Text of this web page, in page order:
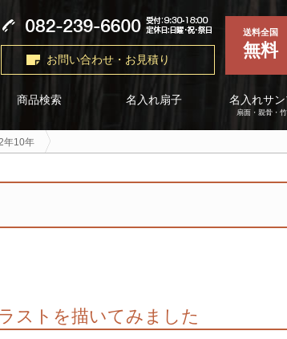
お問い合わせ・お見積り
送料全国
無料
商品検索 名入れ扇子 名入れサ
扇面・親骨・
年10年
ストを描いてみました